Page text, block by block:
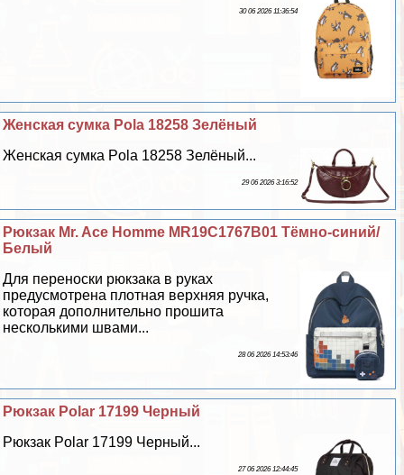
30 06 2026 11:36:54
Женская сумка Pola 18258 Зелёный
Женская сумка Pola 18258 Зелёный...
29 06 2026 3:16:52
Рюкзак Mr. Ace Homme MR19C1767B01 Тёмно-синий/
Белый
Для переноски рюкзака в руках
предусмотрена плотная верхняя ручка,
которая дополнительно прошита
несколькими швами...
28 06 2026 14:53:46
Рюкзак Polar 17199 Черный
Рюкзак Polar 17199 Черный...
27 06 2026 12:44:45